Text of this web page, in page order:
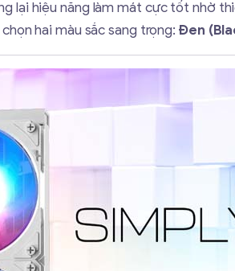
lại hiệu năng làm mát cực tốt nhờ
hai màu sắc sang trọng: Đen